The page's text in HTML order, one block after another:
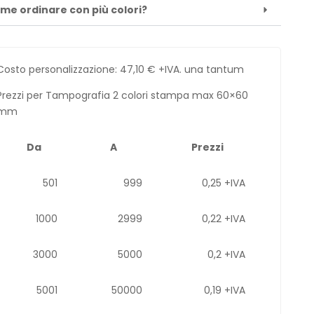
ordinare con più colori?
personalizzazione: 47,10 € +IVA. una tantum
per Tampografia 2 colori stampa max 60×60
Da A Prezzi
501 999 0,25 +IVA
1000 2999 0,22 +IVA
3000 5000 0,2 +IVA
5001 50000 0,19 +IVA